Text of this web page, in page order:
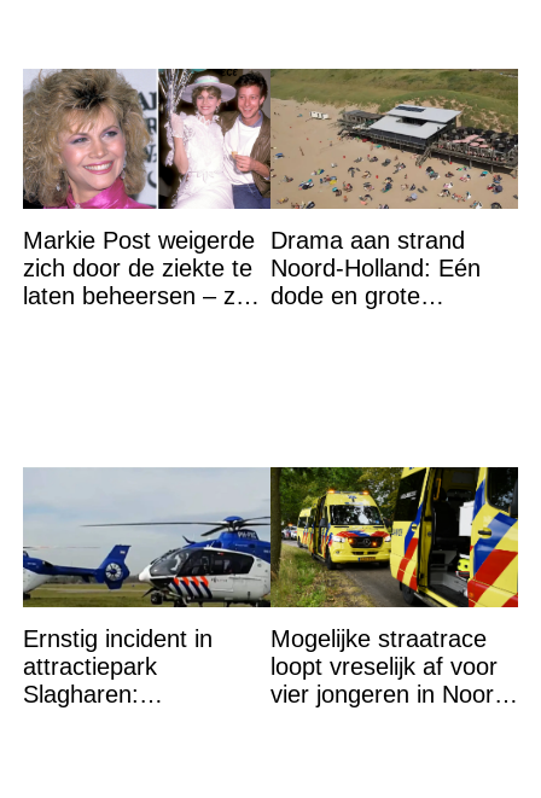
Markie Post weigerde
zich door de ziekte te
laten beheersen – ze
Drama aan strand
Noord-Holland: Eén
dode en grote
Ernstig incident in
attractiepark
Slagharen:
Mogelijke straatrace
loopt vreselijk af voor
vier jongeren in Noord-